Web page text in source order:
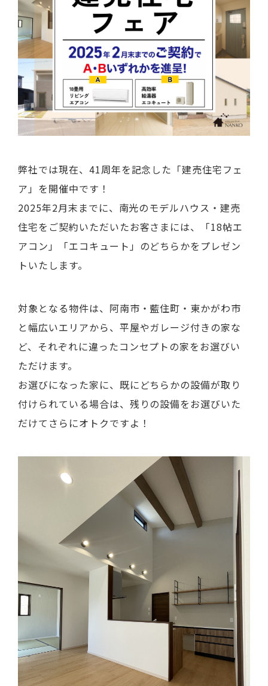
弊社では現在、41周年を記念した「建売住宅フェ
ア」を開催中です！
2025年2月末までに、南光のモデルハウス・建売
住宅をご契約いただいたお客さまには、「18帖エ
アコン」「エコキュート」のどちらかをプレゼン
トいたします。
対象となる物件は、阿南市・藍住町・東かがわ市
と幅広いエリアから、平屋やガレージ付きの家な
ど、それぞれに違ったコンセプトの家をお選びい
ただけます。
お選びになった家に、既にどちらかの設備が取り
付けられている場合は、残りの設備をお選びいた
だけてさらにオトクですよ！